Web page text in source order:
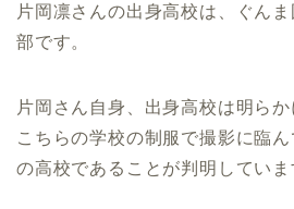
片岡凛さんの出身高校は、ぐん
部です。
片岡さん自身、出身高校は明らか
こちらの学校の制服で撮影に臨
の高校であることが判明していま